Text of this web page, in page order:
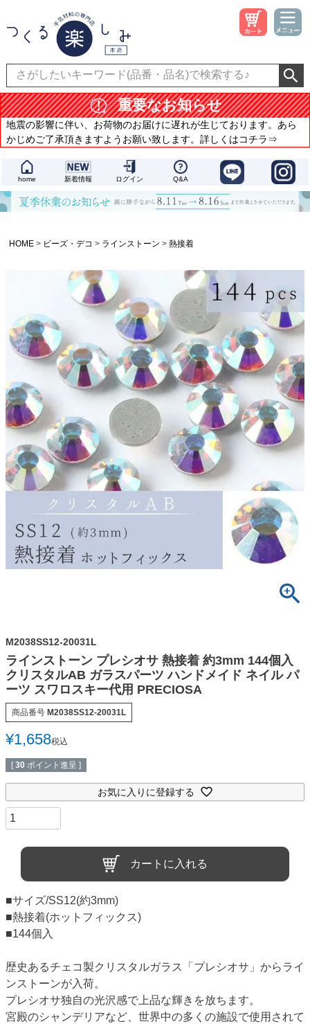
重要なお知らせ
地震の影響に伴い、お荷物のお届けに遅れが生じております。あら
かじめご了承頂きますようお願い致します。詳しくはコチラ⇒
home 新着情報 ログイン Q&A
HOME ビーズ・デコ ラインストーン 熱接着
M2038SS12-20031L
ラインストーン プレシオサ 熱接着 約3mm 144個入
クリスタルAB ガラスパーツ ハンドメイド ネイル パ
ーツ スワロスキー代用 PRECIOSA
商品番号 M2038SS12-20031L
¥1,658税込
[ 30 ポイント進呈 ]
お気に入りに登録する
カートに入れる
■サイズ/SS12(約3mm)
■熱接着(ホットフィックス)
■144個入
歴史あるチェコ製クリスタルガラス「プレシオサ」からライ
ンストーンが入荷。
プレシオサ独自の光沢感で上品な輝きを放ちます。
宮殿のシャンデリアなど、世界中の多くの施設で使用されて